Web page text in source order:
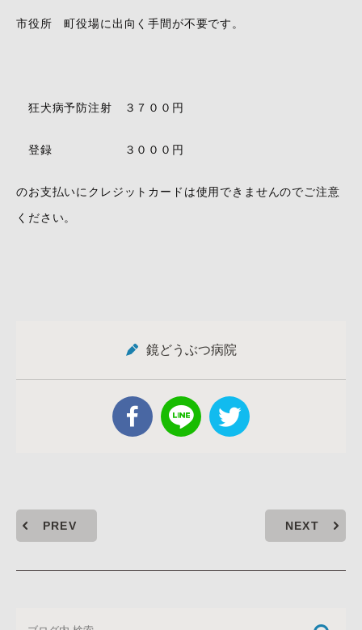
市役所 町役場に出向く手間が不要です。
狂犬病予防注射 ３７００円
登録 ３０００円
のお支払いにクレジットカードは使用できませんのでご注意
ください。
鏡どうぶつ病院
PREV NEXT